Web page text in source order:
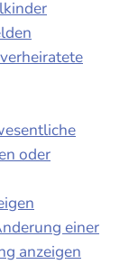
oder
einer
anzeigen